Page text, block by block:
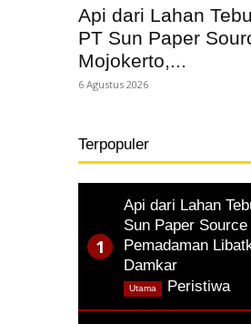
Api dari Lahan
PT Sun Paper
Mojokerto,...
6 Agustus 2026
Terpopuler
Api dari Lahan
Sun Paper
Pemadaman
Damkar
Peristiwa,
Utama